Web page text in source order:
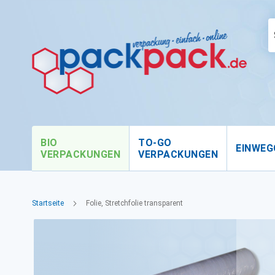
BIO
VERPACKUNGEN
TO-GO
VERPACKUNGEN
Startseite Folie, Stretchfolie transparent